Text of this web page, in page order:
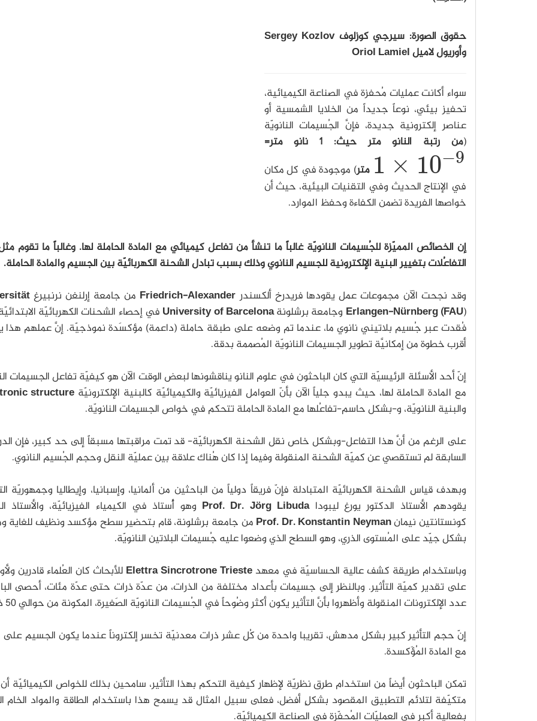
حقوق الصورة: سيرجي كوزلوف Sergey Kozlov
وأوريول لاميل Oriol Lamiel
سواء أكانت عمليات مُحفزة في الصناعة الكيميائية،
تحفيز بيئي، نوعاً جديداً من الخلايا الشمسية أو
عناصر إلكترونية جديدة، فإنَّ الجُسيمات النانويّة
(من رتبة النانو متر حيث: 1 نانو متر=
1 × 10−9
1×10 9 متر) موجودة في كل مكان
في الإنتاج الحديث وفي التقنيات البيئية، حيث أن
خواصها الفريدة تضمن الكفاءة وحفظ الموارد.
إن الخصائص المميّزة للجُسيمات النانويّة غالباً ما تنشأ من تفاعل كيميائي مع المادة الحاملة لها. وغالباً ما تقوم
التفاعُلات بتغيير البنية الإلكترونية للجسيم النانوي وذلك بسبب تبادل الشحنة الكهربائيّة بين الجسيم والمادة الحاملة.
وقد نجحت الآن مجموعات عمل يقودها فريدرخ ألكسندر Friedrich-Alexander من جامعة إرلنغن نرنبيرغ
Erlangen-Nürnberg (FAU) وجامعة برشلونة University of Barcelona
في إحصاء الشحنات الكهربائيّة
فُقدت عبر جُسيم بلاتيني نانوي ما، عندما تم وضعه على طبقة حاملة (داعمة) مؤكسَدة نموذجيّة. إنَّ عملهم هذا
أقرب خطوة من إمكانيَّة تطوير الجسيمات النانويّة المُصممة بدقة.
إنّ أحد الأسئلة الرئيسيّة التي كان الباحثون في علوم النانو يناقشونها لبعض الوقت الآن هو كيفيّة تفاعل الجسيمات
مع المادة الحاملة لها، حيث يبدو جلياً الآن بأنّ العوامل الفيزيائيّة والكيميائيّة كالبنية الإلكترونيّة structure
والبنية النانويّة، و-بشكل حاسم-تفاعُلها مع المادة الحاملة تتحكم في خواص الجسيمات النانويّة.
على الرغم من أنَّ هذا التفاعل-وبشكل خاص نقل الشحنة الكهربائيّة- قد تمت مراقبتها مسبقاً إلى حد كبير، فإن
السابقة لم تستقصي عن كميّة الشحنة المنقولة وفيما إذا كان هُناك علاقة بين عمليّة النقل وحجم الجُسيم النانوي.
وبهدف قياس الشحنة الكهربائيّة المتبادلة فإنّ فريقاً دولياً من الباحثين من ألمانيا، وإسبانيا، وإيطاليا وجمهوريّة
يقودهم الأستاذ الدكتور يورغ ليبوداProf. Dr. Jörg Libuda وهو أُستاذ في الكيمياء الفيزيائيّة، والأستاذ
كونستانتين نيمانProf. Dr. Konstantin Neyman من جامعة برشلونة، قام بتحضير سطح مؤكسد ونظيف للغاية
بشكل جيّد على المُستوى الذري، وهو السطح الذي وضعوا عليه جُسيمات البلاتين النانويّة.
وباستخدام طريقة كشف عالية الحساسيّة في معهدElettra Sincrotrone Trieste للأبحاث كان العُلماء قادرين
على تقدير كميّة التأثير. وبالنظر إلى جسيمات بأعداد مختلفة من الذرات، من عدّة ذرات حتى عدّة مئات، أحصى
عدد الإلكترونات المنقولة وأظهروا بأنَّ التأثير يكون أكثر وضُوحاً في الجُسيمات النانويّة الصَغيرة، المكونة من حوالي 50 ذرة.
إنّ حجم التأثير كبير بشكل مدهش، تقريبا واحدة من كُل عشر ذرات معدنيّة تخسر إلكتروناً عندما يكون الجسيم على
مع المادة المُؤَكسدة.
تمكن الباحثون أيضاً من استخدام طرق نظريّة لإظهار كيفية التحكم بهذا التأثير، سامحين بذلك للخواص الكيميائيّة
متكيّفة لتلائم التطبيق المقصود بشكلٍ أفضل، فعلى سبيل المثال قد يسمح هذا باستخدام الطاقة والمواد الخام
بفعالية أكبر في العمليّات المُحفّزة في الصناعة الكيميائيّة.